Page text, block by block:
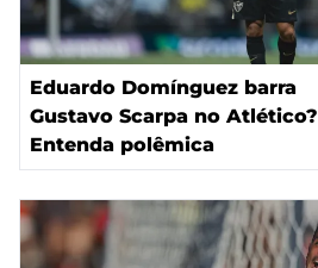
Eduardo Domínguez barra
Gustavo Scarpa no Atlético?
Entenda polêmica